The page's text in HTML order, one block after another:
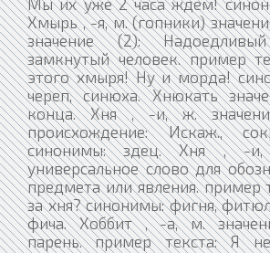
Хмырь , -я, м. (гопники)
значение (2):
замкнутый человек. пример
этого хмыря! Ну и морда!
череп, синюха. Хнюкать
конца. Хня , -и, ж.
происхождение: Искаж.,
синонимы: здец. Хня , -и,
универсальное слово для
предмета или явления. пример
за хня? синонимы: фигня,
фича. Хоббит , -а, м.
парень. пример текста: Я